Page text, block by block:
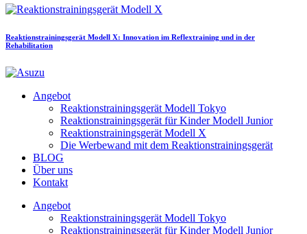
Reaktionstrainingsgerät Modell X: Innovation im Reflextraining und in der
Rehabilitation
Angebot
Reaktionstrainingsgerät Modell Tokyo
Reaktionstrainingsgerät für Kinder Modell Junior
Reaktionstrainingsgerät Modell X
Die Werbewand mit dem Reaktionstrainingsgerät
BLOG
Über uns
Kontakt
Angebot
Reaktionstrainingsgerät Modell Tokyo
Reaktionstrainingsgerät für Kinder Modell Junior